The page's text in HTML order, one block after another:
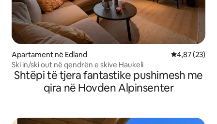
Apartament në Edland Vlerësimi
4,87 (23)
Ski in/ski out në qendrën e skive Haukeli
Shtëpi të tjera fantastike pushimesh me
qira në Hovden Alpinsenter